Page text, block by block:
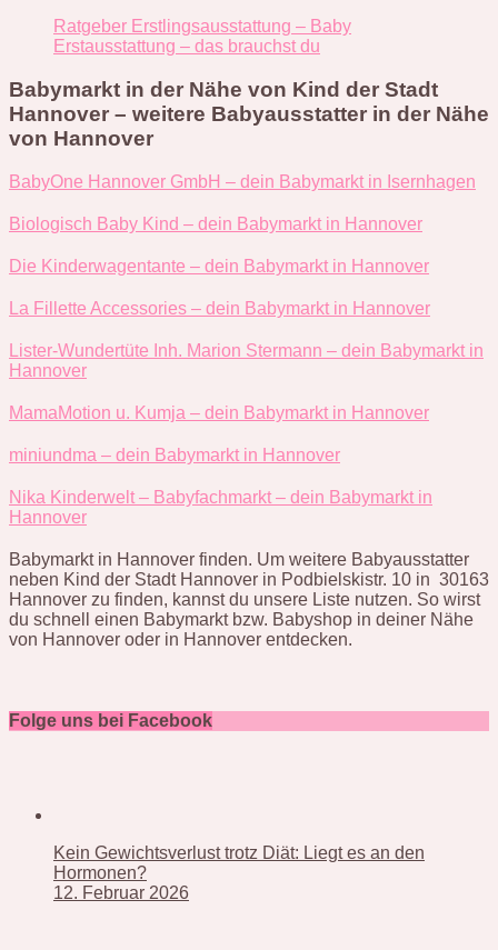
Ratgeber Erstlingsausstattung – Baby
Erstausstattung – das brauchst du
Babymarkt in der Nähe von Kind der Stadt
Hannover – weitere Babyausstatter in der Nähe
von Hannover
BabyOne Hannover GmbH – dein Babymarkt in Isernhagen
Biologisch Baby Kind – dein Babymarkt in Hannover
Die Kinderwagentante – dein Babymarkt in Hannover
La Fillette Accessories – dein Babymarkt in Hannover
Lister-Wundertüte Inh. Marion Stermann – dein Babymarkt in
Hannover
MamaMotion u. Kumja – dein Babymarkt in Hannover
miniundma – dein Babymarkt in Hannover
Nika Kinderwelt – Babyfachmarkt – dein Babymarkt in
Hannover
Babymarkt in Hannover finden. Um weitere Babyausstatter
neben Kind der Stadt Hannover in Podbielskistr. 10 in 30163
Hannover zu finden, kannst du unsere Liste nutzen. So wirst
du schnell einen Babymarkt bzw. Babyshop in deiner Nähe
von Hannover oder in Hannover entdecken.
Folge uns bei Facebook
Kein Gewichtsverlust trotz Diät: Liegt es an den
Hormonen?
12. Februar 2026